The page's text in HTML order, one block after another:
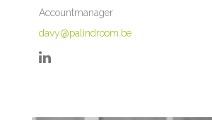
Accountmanager
davy@palindroom.be